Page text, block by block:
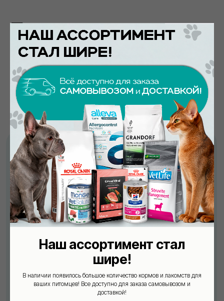
Наш ассортимент стал
шире!
В наличии появилось большое количество кормов и лакомств для
ваших питомцев! Все доступно для заказа самовывозом и
доставкой!
АДРЕС
ул. Большая Семеновская д 10 стр11
+7 (499) 110-88-16
ПН-ВС, круглосуточно
ПН-ВС, с 10:00 до 22:00
+7 (499) 110-88-16
ул. Новороссийская улица, 25к2
Построить маршрут
Построить маршрут